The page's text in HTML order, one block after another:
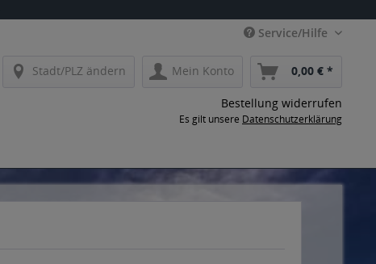
Service/Hilfe
Stadt/PLZ ändern Mein Konto 0,00 € *
Bestellung widerrufen
Es gilt unsere Datenschutzerklärung